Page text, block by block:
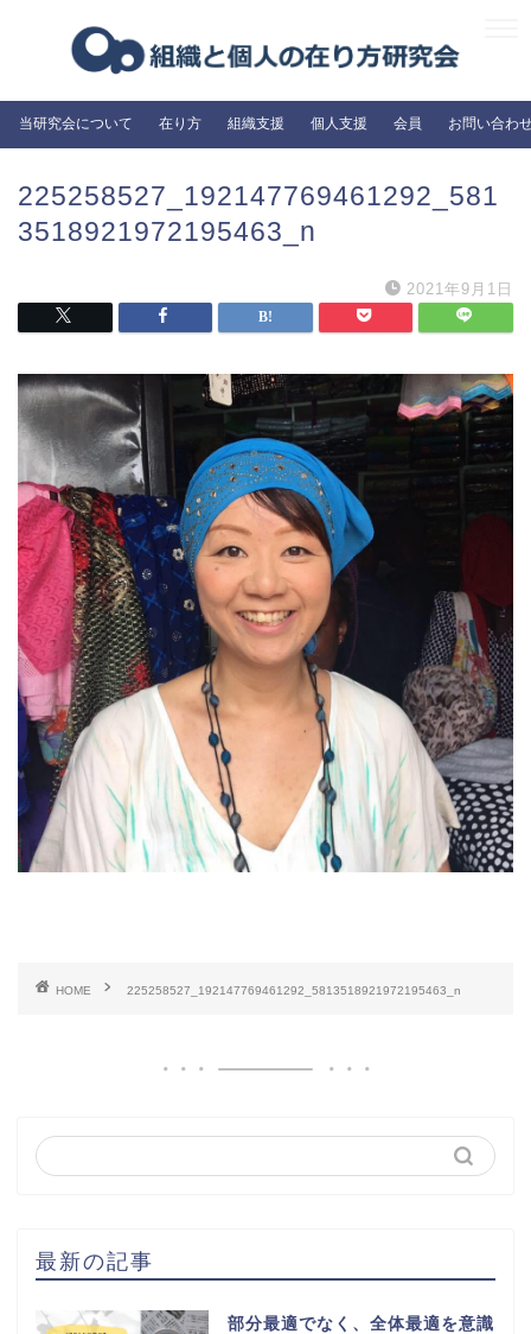
当研究会について 在り方 組織支援 個人支援 会員 お問い合わ
225258527_192147769461292_581
3518921972195463_n
2021年9月1日
HOME 225258527_192147769461292_5813518921972195463_n
最新の記事
部分最適でなく、全体最適を意識